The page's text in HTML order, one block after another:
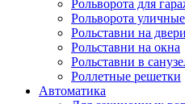
Рольворота для
Рольворота уличные
Рольставни на двери
Рольставни на окна
Рольставни в
Роллетные решетки
Автоматика